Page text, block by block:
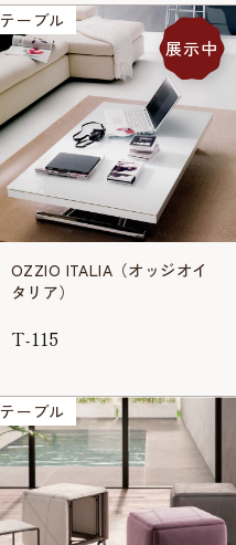
テーブル
展示中
OZZIO ITALIA（オッジオイ
タリア）
T-115
テーブル